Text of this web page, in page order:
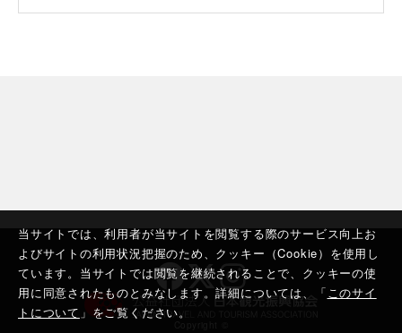
当サイトでは、利用者が当サイトを閲覧する際のサービス向上お
よびサイトの利用状況把握のため、クッキー（Cookie）を使用し
ています。当サイトでは閲覧を継続されることで、クッキーの使
用に同意されたものとみなします。詳細については、「このサイ
トについて 」をご覧ください。